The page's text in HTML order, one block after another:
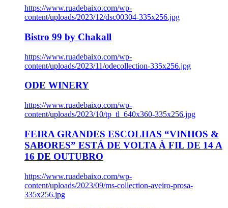
https://www.ruadebaixo.com/wp-
content/uploads/2023/12/dsc00304-335x256.jpg
Bistro 99 by Chakall
https://www.ruadebaixo.com/wp-
content/uploads/2023/11/odecollection-335x256.jpg
ODE WINERY
https://www.ruadebaixo.com/wp-
content/uploads/2023/10/tp_tl_640x360-335x256.jpg
FEIRA GRANDES ESCOLHAS “VINHOS &
SABORES” ESTÁ DE VOLTA À FIL DE 14 A
16 DE OUTUBRO
https://www.ruadebaixo.com/wp-
content/uploads/2023/09/ms-collection-aveiro-prosa-
335x256.jpg